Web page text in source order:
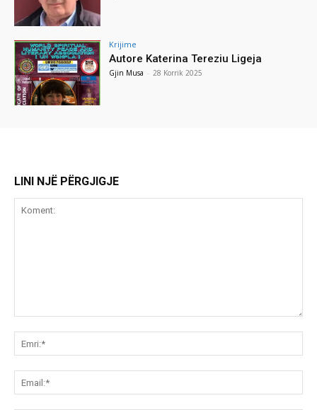
Krijime
Autore Katerina Tereziu Ligeja
Gjin Musa - 28 Korrik 2025
LINI NJË PËRGJIGJE